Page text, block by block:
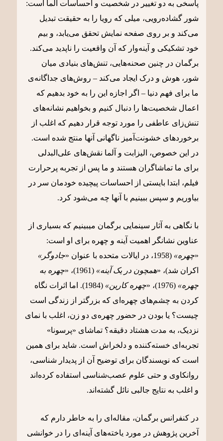
پاسخی به دو تغییر در شخصیت و احساسات آلما است:
شور گشاده‌رویی، میلی که رویا را به حقیقت تبدیل
می‌کند و بر روی صفحه نمایش تحقق می‌یابد، و بیم
خود تشکیکی و آینه‌وار که آن واقعیت را ناپدید می‌کند.
برگمان در چنین صحنه‌هایی، تنش‌های بنیادی میان
شور، هوش و درک ایجاد می‌کند – روش‌های جداگانه‌ی
ما برای فهم دنیا – اگر اجازه این را به خود بدهیم که
اعمال شخصیت‌ها را دنبال کنیم و بخواهیم نشانه‌های
تنش‌زای عاطفی را مورد توجه قرار دهیم که اغلب از
برخوردهای خشونت‌آمیز ناگهانی آنها منتج شده است.
در این خصوص، الیزابت و آلما نقش‌های علی‌البدلی
برای ما تماشاگران هستند و ما پس از تجربه پرحرارت
فیلم، ابتدا بایستی از احساسات پیچیده خودمان سر در
بیاوریم و سپس ببینیم با آنها چه می‌شود کرد.
با نگاهی به آثار سینمایی برگمان میبینیم که بسیاری از
عناوین نشانگر اهمیت آینه و چهره برای او است:
«چهره» (1958، در ایالات متحده با عنوان «
جادوگر»
اکران شد)، «همچون در یک آینه» (1961)، «
چهره به
چهره»(1976)، « چهره کارین»
(1984). اما اثرات نگاه
کردن به چشم‌های چهره‌ای که بزرگتر از زندگی است
چیست؟ یا بودن در حضور چهره‌ی دو زن، اغلب با نمای
نزدیک، به مدت هشتاد دقیقه؟ تماشای «پرسونا»
تجربه‌ای خسته‌کننده و دلخراش است. شاید برای همین
است که نویسندگان برای توضیح آن از پدیدار شناسی،
روانکاوی و حتی علوم عصب‌شناسی استفاده کرده‌اند
و اغلب به نتایج جالبی نائل گشته‌اند.
در کنفرانس برگمان، مقاله‌ای را به خاطر دارم که
آخرین پژوهش در مورد یاخته‌های آینه‌ای را در خوانشی